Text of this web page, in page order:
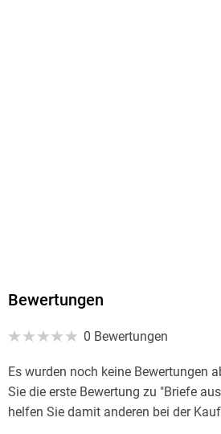
Bewertungen
0 Bewertungen
Es wurden noch keine Bewertungen
Sie die erste Bewertung zu "Briefe
helfen Sie damit anderen bei der